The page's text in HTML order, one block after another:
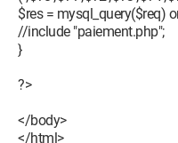
$res = mysql_query($req)
//include "paiement.php";
}
?>
</body>
</html>